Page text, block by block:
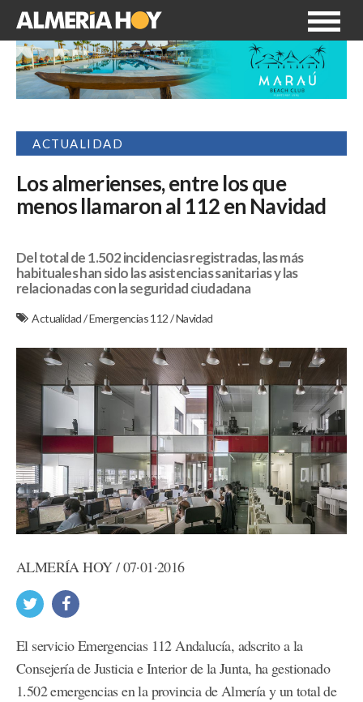
ACTUALIDAD
Los almerienses, entre los que
menos llamaron al 112 en Navidad
Del total de 1.502 incidencias registradas, las más
habituales han sido las asistencias sanitarias y las
relacionadas con la seguridad ciudadana
Actualidad/Emergencias 112/Navidad
ALMERÍA HOY / 07·01·2016
El servicio Emergencias 112 Andalucía, adscrito a la
Consejería de Justicia e Interior de la Junta, ha gestionado
1.502 emergencias en la provincia de Almería y un total de